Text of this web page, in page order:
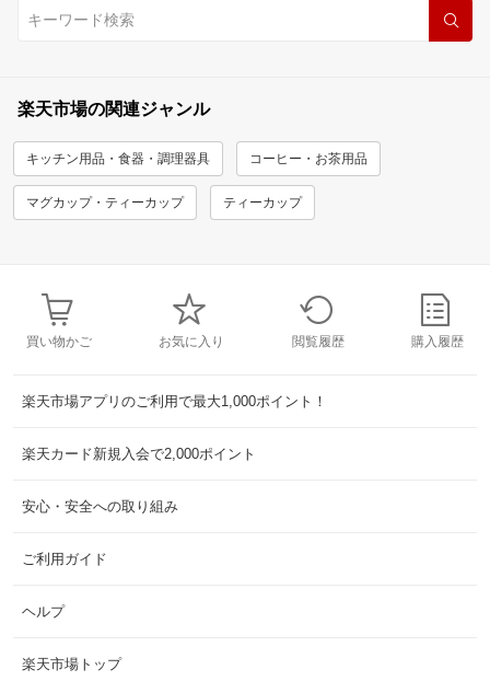
楽天市場の関連ジャンル
キッチン用品・食器・調理器具 コーヒー・お茶用品
マグカップ・ティーカップ ティーカップ
買い物かご お気に入り 閲覧履歴 購入履歴
楽天市場アプリのご利用で最大1,000ポイント！
楽天カード新規入会で2,000ポイント
安心・安全への取り組み
ご利用ガイド
ヘルプ
楽天市場トップ